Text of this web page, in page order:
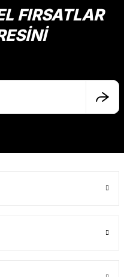
FIRSATLAR